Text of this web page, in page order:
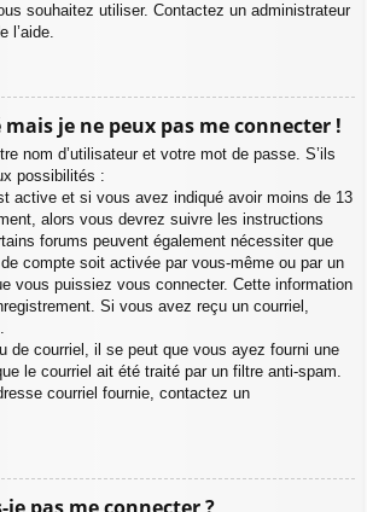
souhaitez utiliser. Contactez un administrateur
l’aide.
mais je ne peux pas me connecter !
nom d’utilisateur et votre mot de passe. S’ils
possibilités :
active et si vous avez indiqué avoir moins de 13
alors vous devrez suivre les instructions
forums peuvent également nécessiter que
compte soit activée par vous-même ou par un
vous puissiez vous connecter. Cette information
Si vous avez reçu un courriel,
de courriel, il se peut que vous ayez fourni une
le courriel ait été traité par un filtre anti-spam.
courriel fournie, contactez un